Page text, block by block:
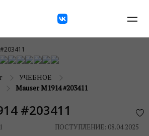
УЧЕБНОЕ
Mauser M1914 #203411
#203411
ПОСТУПЛЕНИЕ: 08.04.2025